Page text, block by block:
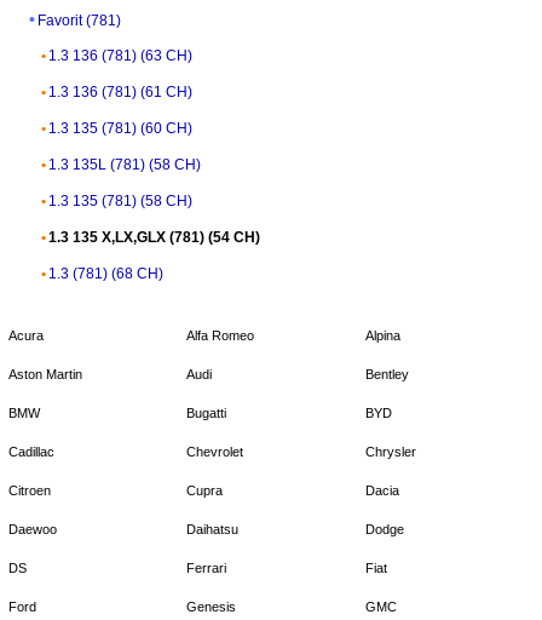
Favorit (781)
1.3 136 (781) (63 CH)
1.3 136 (781) (61 CH)
1.3 135 (781) (60 CH)
1.3 135L (781) (58 CH)
1.3 135 (781) (58 CH)
1.3 135 X,LX,GLX (781) (54 CH)
1.3 (781) (68 CH)
Acura Alfa Romeo Alpina
Aston Martin Audi Bentley
BMW Bugatti BYD
Cadillac Chevrolet Chrysler
Citroen Cupra Dacia
Daewoo Daihatsu Dodge
DS Ferrari Fiat
Ford Genesis GMC